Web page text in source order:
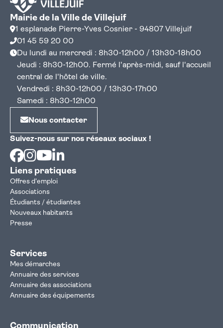
Mairie de la Ville de Villejuif
1 esplanade Pierre-Yves Cosnier - 94807 Villejuif
01 45 59 20 00
Du lundi au mercredi : 8h30-12h00 / 13h30-18h00
Jeudi : 8h30-12h00. Fermé l'après-midi, sauf l'accueil
central de l'hôtel de ville.
Vendredi : 8h30-12h00 / 13h30-17h00
Samedi : 8h30-12h00
Nous contacter
Suivez-nous sur nos réseaux sociaux !
Facebook
Instagram
Youtube
Liens pratiques
Offres d'emploi
Associations
Étudiants / étudiantes
Nouveaux habitants
Presse
Services
Mes démarches
Annuaire des services
Annuaire des associations
Annuaire des équipements